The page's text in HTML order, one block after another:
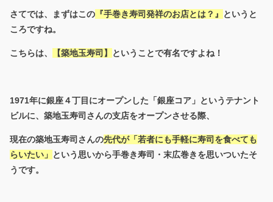
さてでは、まずはこの 『手巻き寿司発祥のお店とは？』
というと
ころですね。
こちらは、 【築地玉寿司】 ということで有名ですよね！
1971年に銀座４丁目にオープンした「銀座コア」というテナント
ビルに、築地玉寿司さんの支店をオープンさせる際、
現在の築地玉寿司さんの先代が「若者にも手軽に寿司を食べても
らいたい」 という思いから手巻き寿司・末広巻きを思いついたそ
うです。